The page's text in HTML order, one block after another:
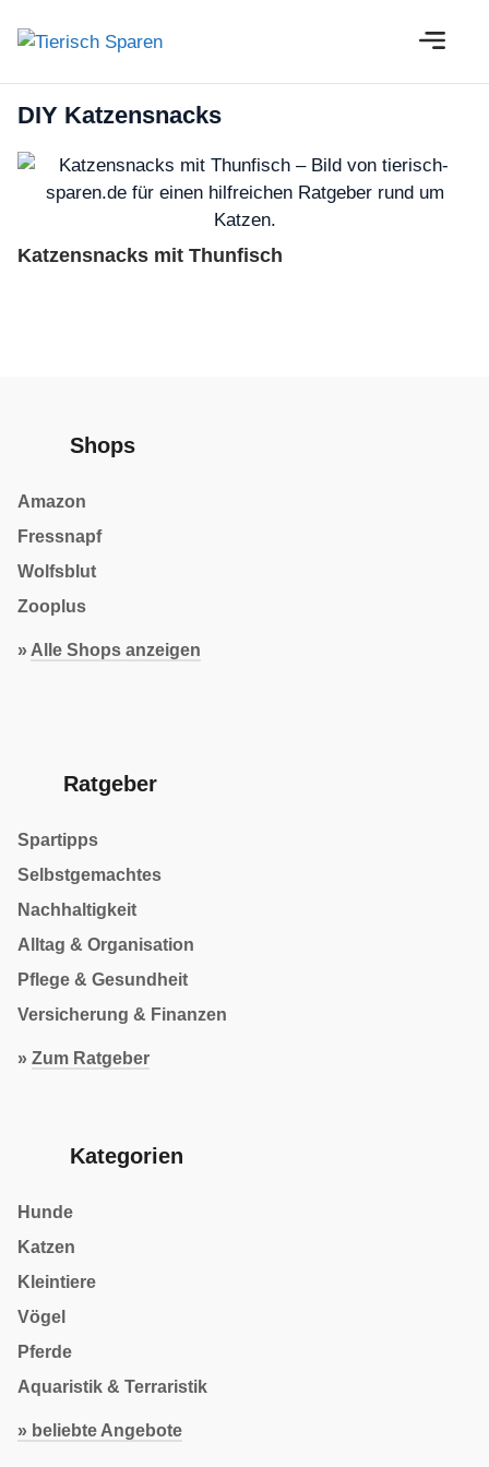
Inhalt
DIY Katzensnacks
Katzensnacks mit Thunfisch
Shops
Amazon
Fressnapf
Wolfsblut
Zooplus
» Alle Shops anzeigen
Ratgeber
Spartipps
Selbstgemachtes
Nachhaltigkeit
Alltag & Organisation
Pflege & Gesundheit
Versicherung & Finanzen
» Zum Ratgeber
Kategorien
Hunde
Katzen
Kleintiere
Vögel
Pferde
Aquaristik & Terraristik
» beliebte Angebote